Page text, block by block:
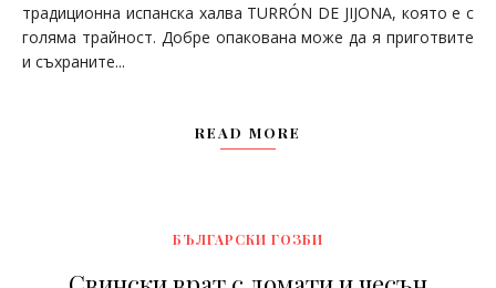
традиционна испанска халва TURRÓN DE JIJONA, която е с
голяма трайност. Добре опакована може да я приготвите
и съхраните...
READ MORE
БЪЛГАРСКИ ГОЗБИ